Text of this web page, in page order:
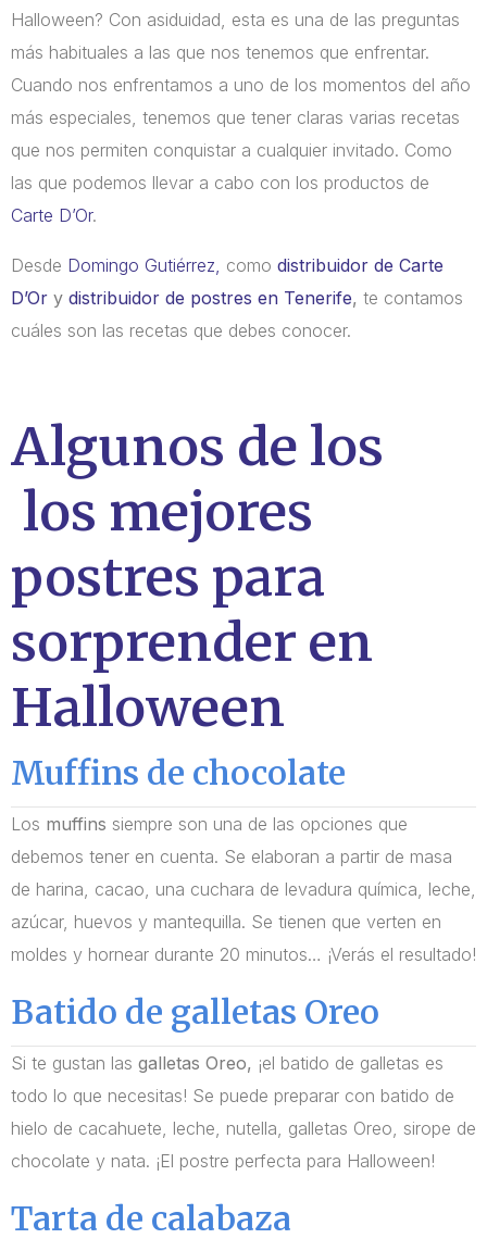
Halloween? Con asiduidad, esta es una de las preguntas
más habituales a las que nos tenemos que enfrentar.
Cuando nos enfrentamos a uno de los momentos del año
más especiales, tenemos que tener claras varias recetas
que nos permiten conquistar a cualquier invitado. Como
las que podemos llevar a cabo con los productos de
Carte D’Or.
Desde Domingo Gutiérrez, como distribuidor de Carte
D’Or y distribuidor de postres en Tenerife, te contamos
cuáles son las recetas que debes conocer.
Algunos de los
los mejores
postres para
sorprender en
Halloween
Muffins de chocolate
Los muffins siempre son una de las opciones que
debemos tener en cuenta. Se elaboran a partir de masa
de harina, cacao, una cuchara de levadura química, leche,
azúcar, huevos y mantequilla. Se tienen que verten en
moldes y hornear durante 20 minutos… ¡Verás el resultado!
Batido de galletas Oreo
Si te gustan las galletas Oreo, ¡el batido de galletas es
todo lo que necesitas! Se puede preparar con batido de
hielo de cacahuete, leche, nutella, galletas Oreo, sirope de
chocolate y nata. ¡El postre perfecta para Halloween!
Tarta de calabaza